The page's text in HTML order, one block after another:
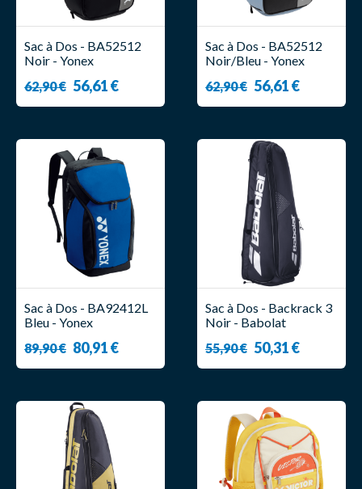
Sac à Dos - BA52512
Noir - Yonex
62,90 € 56,61 €
Sac à Dos - BA52512
Noir/Bleu - Yonex
62,90 € 56,61 €
Sac à Dos - BA92412L
Bleu - Yonex
89,90 € 80,91 €
Sac à Dos - Backrack 3
Noir - Babolat
55,90 € 50,31 €